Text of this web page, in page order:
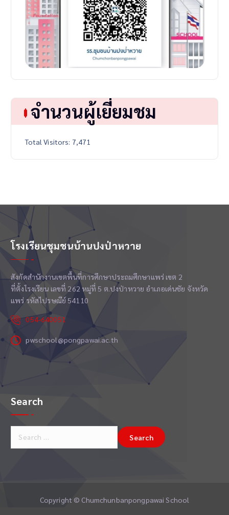
จำนวนผู้เยี่ยมชม
Total Visitors: 7,471
โรงเรียนชุมชนบ้านปงป่าหวาย
สังกัดสำนักงานเขตพื้นที่การศึกษาประถมศึกษาแพร่ เขต 2
ที่ตั้งโรงเรียน เลขที่ 262 หมู่ที่ 5 ต.ปงป่าหวาย อำเภอเด่นชัย จังหวัด
แพร่ รหัสไปรษณีย์ 54110
054-640051
pwschool@pongpawai.ac.th
Search
Copyright © Chumchunbanpongpawai School